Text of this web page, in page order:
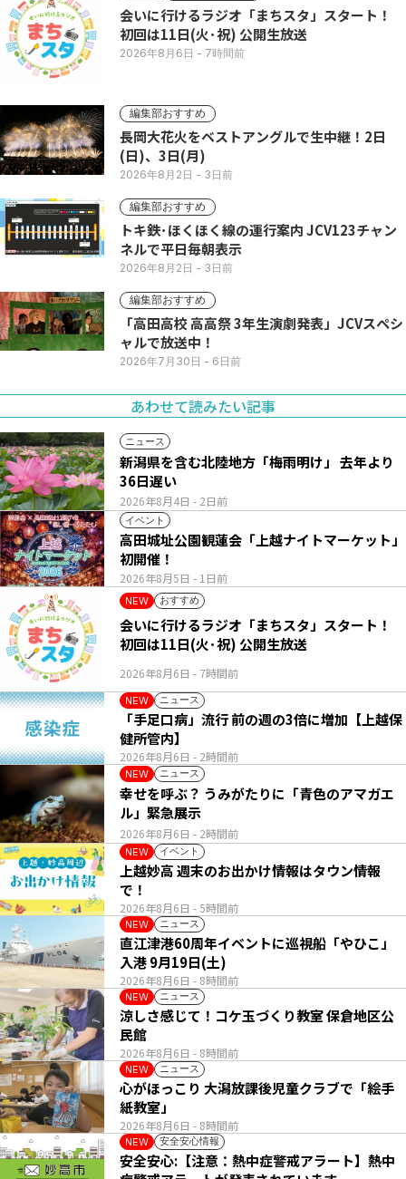
会いに行けるラジオ「まちスタ」スタート！
初回は11日(火･祝) 公開生放送
2026年8月6日 - 7時間前
編集部おすすめ
長岡大花火をベストアングルで生中継！2日
(日)、3日(月)
2026年8月2日 - 3日前
編集部おすすめ
トキ鉄･ほくほく線の運行案内 JCV123チャン
ネルで平日毎朝表示
2026年8月2日 - 3日前
編集部おすすめ
「高田高校 高高祭 3年生演劇発表」JCVスペシ
ャルで放送中！
2026年7月30日 - 6日前
あわせて読みたい記事
ニュース
2026年8月4日 - 2日前
新潟県を含む北陸地方「梅雨明け」 去年より
36日遅い
イベント
2026年8月5日 - 1日前
高田城址公園観蓮会「上越ナイトマーケット」
初開催！
NEW おすすめ
2026年8月6日 - 7時間前
会いに行けるラジオ「まちスタ」スタート！
初回は11日(火･祝) 公開生放送
NEW ニュース
2026年8月6日 - 2時間前
「手足口病」流行 前の週の3倍に増加【上越保
健所管内】
NEW ニュース
2026年8月6日 - 2時間前
幸せを呼ぶ？ うみがたりに「青色のアマガエ
ル」緊急展示
NEW イベント
2026年8月6日 - 5時間前
上越妙高 週末のお出かけ情報はタウン情報
で！
NEW ニュース
2026年8月6日 - 8時間前
直江津港60周年イベントに巡視船「やひこ」
入港 9月19日(土)
NEW ニュース
2026年8月6日 - 8時間前
涼しさ感じて！コケ玉づくり教室 保倉地区公
民館
NEW ニュース
2026年8月6日 - 8時間前
心がほっこり 大潟放課後児童クラブで「絵手
紙教室」
NEW 安全安心情報
安全安心:【注意：熱中症警戒アラート】熱中